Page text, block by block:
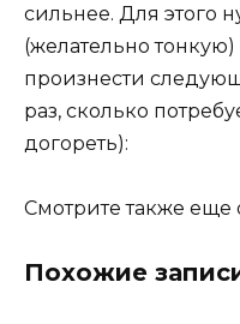
сильнее. Для этого
(желательно
произнести
раз, сколько
догореть):
Смотрите также еще
Похожие